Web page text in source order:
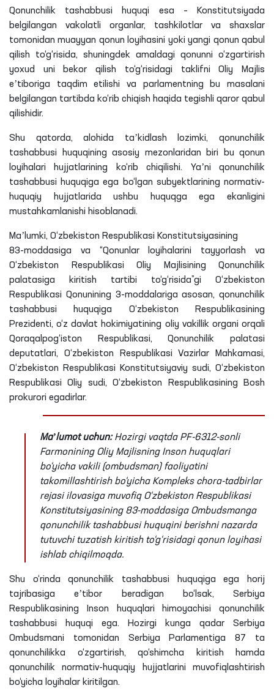
Qonunchilik tashabbusi huquqi esa – Konstitutsiyada
belgilangan vakolatli organlar, tashkilotlar va shaxslar
tomonidan muayyan qonun loyihasini yoki yangi qonun qabul
qilish to‘g‘risida, shuningdek amaldagi qonunni o‘zgartirish
yoxud uni bekor qilish to‘g‘risidagi taklifni Oliy Majlis
eʼtiboriga taqdim etilishi va parlamentning bu masalani
belgilangan tartibda ko‘rib chiqish haqida tegishli qaror qabul
qilishidir.
Shu qatorda, alohida taʼkidlash lozimki, qonunchilik
tashabbusi huquqining asosiy mezonlaridan biri bu qonun
loyihalari hujjatlarining ko‘rib chiqilishi. Yaʼni qonunchilik
tashabbusi huquqiga ega bo‘lgan subyektlarining normativ-
huquqiy hujjatlarida ushbu huquqga ega ekanligini
mustahkamlanishi hisoblanadi.
Maʼlumki, O‘zbekiston Respublikasi Konstitutsiyasining
83-moddasiga va “Qonunlar loyihalarini tayyorlash va
O‘zbekiston Respublikasi Oliy Majlisining Qonunchilik
palatasiga kiritish tartibi to‘g‘risida”gi O‘zbekiston
Respublikasi Qonunining 3-moddalariga asosan, qonunchilik
tashabbusi huquqiga O‘zbekiston Respublikasining
Prezidenti, o‘z davlat hokimiyatining oliy vakillik organi orqali
Qoraqalpog‘iston Respublikasi, Qonunchilik palatasi
deputatlari, O‘zbekiston Respublikasi Vazirlar Mahkamasi,
O‘zbekiston Respublikasi Konstitutsiyaviy sudi, O‘zbekiston
Respublikasi Oliy sudi, O‘zbekiston Respublikasining Bosh
prokurori egadirlar.
Maʼlumot uchun:Hozirgi vaqtda PF-6312-sonli
Farmonining Oliy Majlisning Inson huquqlari
bo‘yicha vakili (ombudsman) faoliyatini
takomillashtirish bo‘yicha Kompleks chora-tadbirlar
rejasi ilovasiga muvofiq O‘zbekiston Respublikasi
Konstitutsiyasining 83-moddasiga Ombudsmanga
qonunchilik tashabbusi huquqini berishni nazarda
tutuvchi tuzatish kiritish to‘g‘risidagi qonun loyihasi
ishlab chiqilmoqda.
Shu o‘rinda qonunchilik tashabbusi huquqiga ega horij
tajribasiga eʼtibor beradigan bo‘lsak, Serbiya
Respublikasining Inson huquqlari himoyachisi qonunchilik
tashabbusi huquqi ega. Hozirgi kunga qadar Serbiya
Ombudsmani tomonidan Serbiya Parlamentiga 87 ta
qonunchilikka o‘zgartirish, qo‘shimcha kiritish hamda
qonunchilik normativ-huquqiy hujjatlarini muvofiqlashtirish
bo‘yicha loyihalar kiritilgan.